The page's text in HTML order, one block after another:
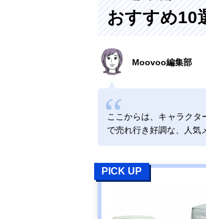
おすすめ10
Moovoo編集部
ここからは、キャラク
で売れ行き好調な、人気
PICK UP